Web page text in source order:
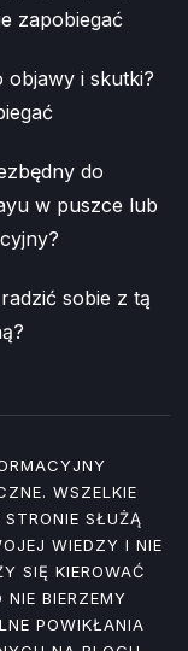
zapobiegać
objawy i skutki?
do
w puszce lub
sobie z tą
WSZELKIE
SŁUŻĄ
WIEDZY I NIE
SIĘ KIEROWAĆ
BIERZEMY
POWIKŁANIA